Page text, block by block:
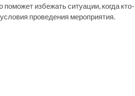
избежать ситуации, когда кто-
проведения мероприятия.